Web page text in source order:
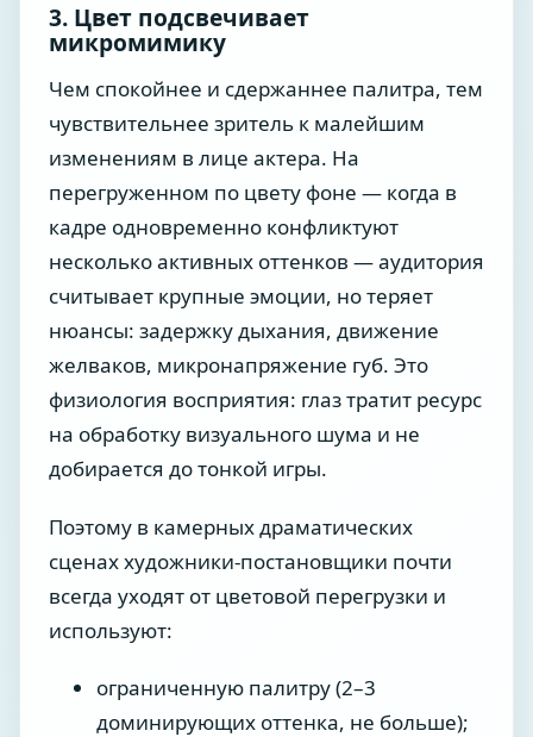
3. Цвет подсвечивает
микромимику
Чем спокойнее и сдержаннее палитра, тем
чувствительнее зритель к малейшим
изменениям в лице актера. На
перегруженном по цвету фоне — когда в
кадре одновременно конфликтуют
несколько активных оттенков — аудитория
считывает крупные эмоции, но теряет
нюансы: задержку дыхания, движение
желваков, микронапряжение губ. Это
физиология восприятия: глаз тратит ресурс
на обработку визуального шума и не
добирается до тонкой игры.
Поэтому в камерных драматических
сценах художники-постановщики почти
всегда уходят от цветовой перегрузки и
используют:
ограниченную палитру (2–3
доминирующих оттенка, не больше);